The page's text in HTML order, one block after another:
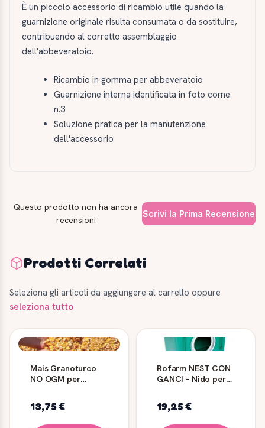
È un piccolo accessorio di ricambio utile quando la
guarnizione originale risulta consumata o da sostituire,
contribuendo al corretto assemblaggio
dell'abbeveratoio.
Ricambio in gomma per abbeveratoio
Guarnizione interna identificata in foto come
n.3
Soluzione pratica per la manutenzione
dell'accessorio
Questo prodotto non ha ancora
recensioni
Scrivi la Prima Recensione
Prodotti Correlati
Seleziona gli articoli da aggiungere al carrello oppure
seleziona tutto
Mais Granoturco
NO OGM per
13,75 €
Rofarm NEST CON
GANCI - Nido per
19,25 €